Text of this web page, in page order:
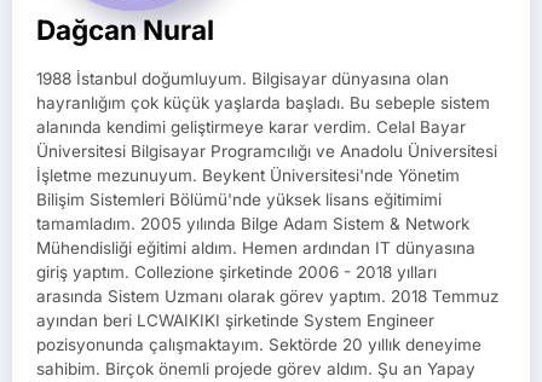
Dağcan Nural
1988 İstanbul doğumluyum. Bilgisayar dünyasına olan
hayranlığım çok küçük yaşlarda başladı. Bu sebeple sistem
alanında kendimi geliştirmeye karar verdim. Celal Bayar
Üniversitesi Bilgisayar Programcılığı ve Anadolu Üniversitesi
İşletme mezunuyum. Beykent Üniversitesi'nde Yönetim
Bilişim Sistemleri Bölümü'nde yüksek lisans eğitimimi
tamamladım. 2005 yılında Bilge Adam Sistem & Network
Mühendisliği eğitimi aldım. Hemen ardından IT dünyasına
giriş yaptım. Collezione şirketinde 2006 - 2018 yılları
arasında Sistem Uzmanı olarak görev yaptım. 2018 Temmuz
ayından beri LCWAIKIKI şirketinde System Engineer
pozisyonunda çalışmaktayım. Sektörde 20 yıllık deneyime
sahibim. Birçok önemli projede görev aldım. Şu an Yapay